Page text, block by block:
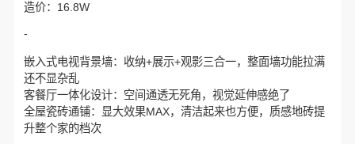
造价：16.8W
-
嵌入式电视背景墙：收纳+展示+观影三合一，整面墙功能拉满
还不显杂乱
客餐厅一体化设计：空间通透无死角，视觉延伸感绝了
全屋瓷砖通铺：显大效果MAX，清洁起来也方便，质感地砖提
升整个家的档次